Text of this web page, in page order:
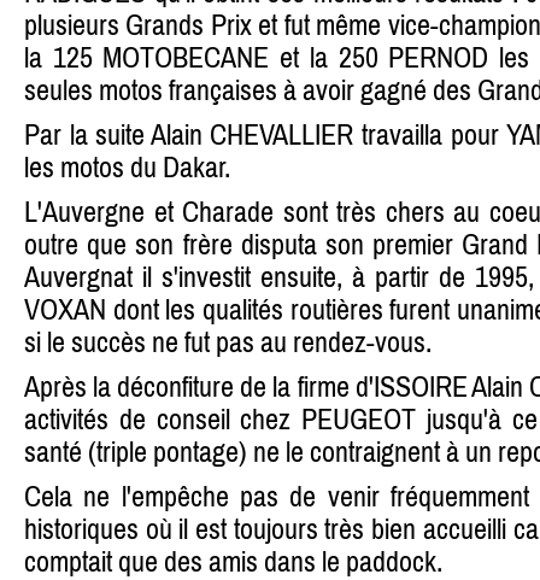
plusieurs Grands Prix et fut même vice-
la 125 MOTOBECANE et la 250 PERNOD les
seules motos françaises à avoir gagné des
Par la suite Alain CHEVALLIER travailla pour
les motos du Dakar.
L'Auvergne et Charade sont très chers au
outre que son frère disputa son premier
Auvergnat il s'investit ensuite, à partir de
VOXAN dont les qualités routières furent
si le succès ne fut pas au rendez-vous.
Après la déconfiture de la firme d'ISSOIRE Alain
activités de conseil chez PEUGEOT jusqu'à
santé (triple pontage) ne le contraignent à un
Cela ne l'empêche pas de venir fréquemment
historiques où il est toujours très bien accueilli
comptait que des amis dans le paddock.